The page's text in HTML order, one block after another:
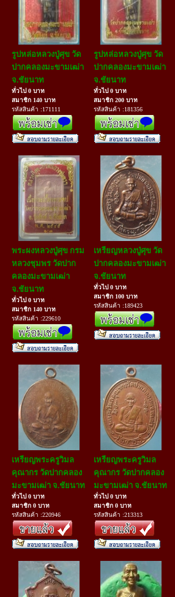
รูปหล่อหลวงปู่ศุข วัด
ปากคลองมะขามเฒ่า
จ.ชัยนาท
ทั่วไป 0 บาท
สมาชิก 140 บาท
รหัสสินค้า :171111
รูปหล่อหลวงปู่ศุข วัด
ปากคลองมะขามเฒ่า
จ.ชัยนาท
ทั่วไป 0 บาท
สมาชิก 200 บาท
รหัสสินค้า :181356
พระผงหลวงปู่ศุข กรม
หลวงชุมพร วัดปาก
คลองมะขามเฒ่า
จ.ชัยนาท
ทั่วไป 0 บาท
สมาชิก 140 บาท
รหัสสินค้า :229610
เหรียญหลวงปู่ศุข วัด
ปากคลองมะขามเฒ่า
จ.ชัยนาท
ทั่วไป 0 บาท
สมาชิก 100 บาท
รหัสสินค้า :189423
เหรียญพระครูวิมล
คุณากร วัดปากคลอง
มะขามเฒ่า จ.ชัยนาท
ทั่วไป 0 บาท
สมาชิก 0 บาท
รหัสสินค้า :220946
เหรียญพระครูวิมล
คุณากร วัดปากคลอง
มะขามเฒ่า จ.ชัยนาท
ทั่วไป 0 บาท
สมาชิก 0 บาท
รหัสสินค้า :213313